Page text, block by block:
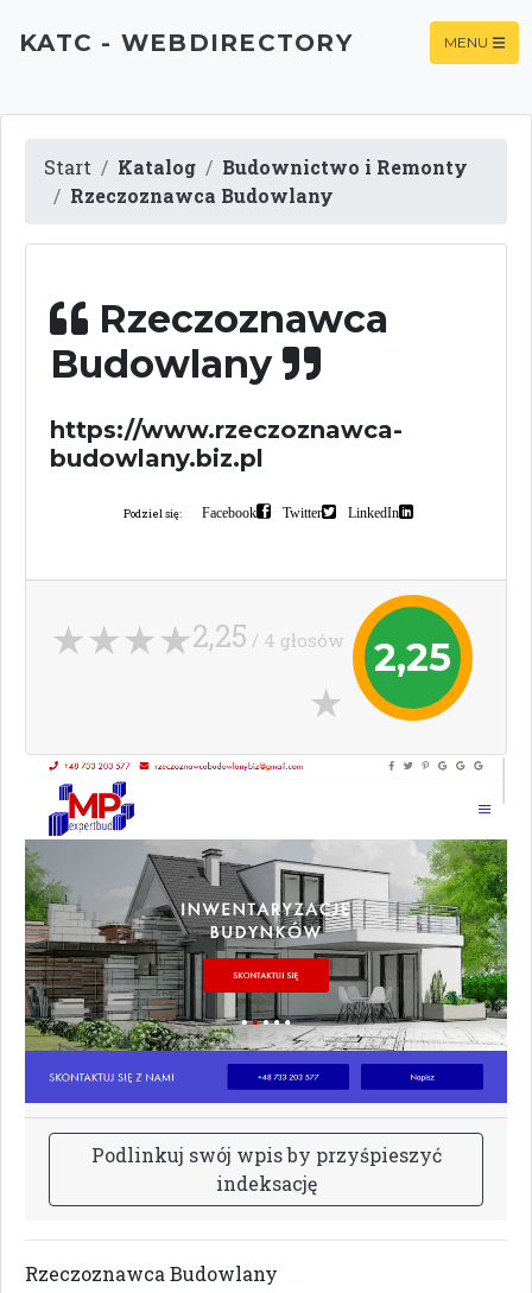
KATC - WEBDIRECTORY MENU
Start Katalog
Budownictwo i Remonty
Rzeczoznawca Budowlany
Rzeczoznawca
Budowlany
https://www.rzeczoznawca-
budowlany.biz.pl
Podziel się: Facebook Twitter LinkedIn
2,25
2,25 / 4 głosów
Podlinkuj swój wpisby przyśpieszyć
indeksację
Rzeczoznawca Budowlany